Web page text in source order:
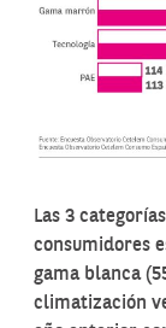
Las 3
consumidores
gama blanca
climatización